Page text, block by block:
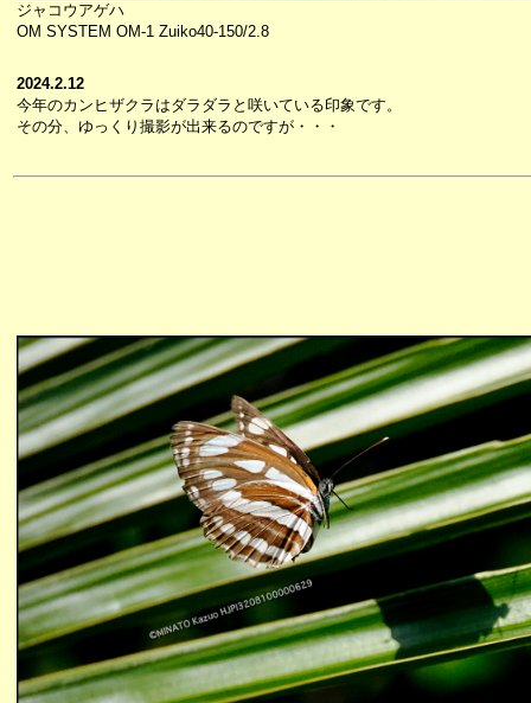
ジャコウアゲハ
OM SYSTEM OM-1 Zuiko40-150/2.8
2024.2.12
今年のカンヒザクラはダラダラと咲いている印象です。
その分、ゆっくり撮影が出来るのですが・・・